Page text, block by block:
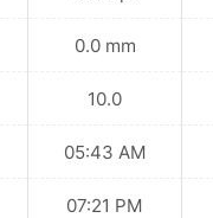
0.0 mm
10.0
05:43 AM
07:21 PM